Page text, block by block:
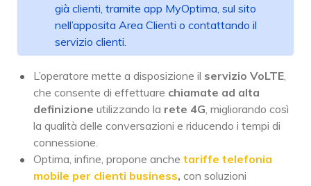
già clienti, tramite app MyOptima, sul sito
nell’apposita Area Clienti o contattando il
servizio clienti.
L’operatore mette a disposizione il servizio VoLTE,
che consente di effettuare chiamate ad alta
definizione utilizzando la rete 4G, migliorando così
la qualità delle conversazioni e riducendo i tempi di
connessione.
Optima, infine, propone anche tariffe telefonia
mobile per clienti business, con soluzioni